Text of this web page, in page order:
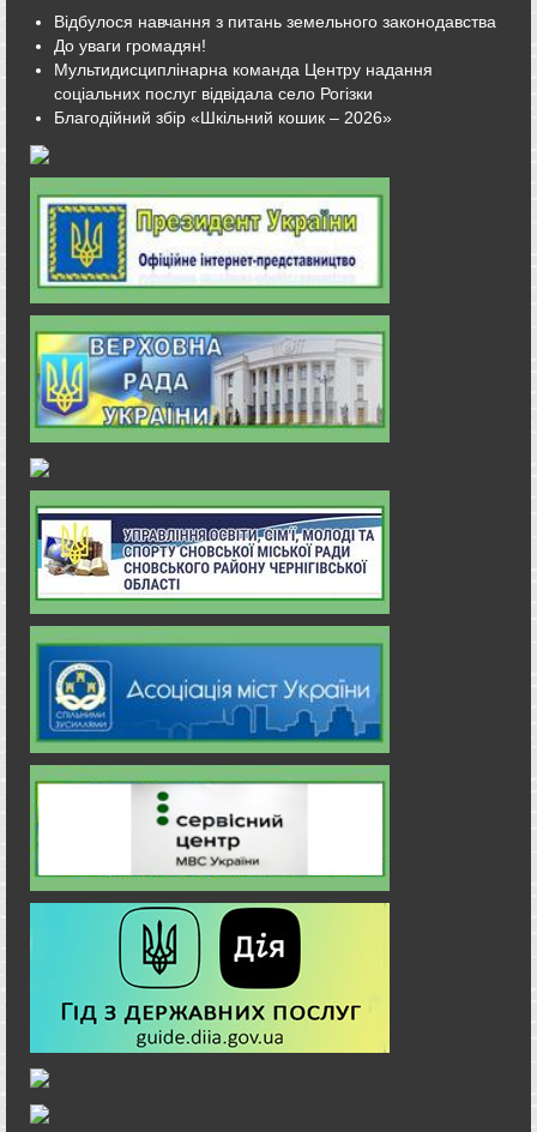
Відбулося навчання з питань земельного законодавства
До уваги громадян!
Мультидисциплінарна команда Центру надання
соціальних послуг відвідала село Рогізки
Благодійний збір «Шкільний кошик – 2026»